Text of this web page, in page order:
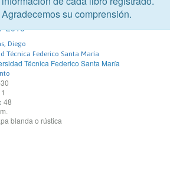
046-6
a la enseñanza. Biografía Nelson
2016
Diego
Técnica Federico Santa María
Técnica Federico Santa María
1
48
blanda o rústica
Agradecemos su comprensión.